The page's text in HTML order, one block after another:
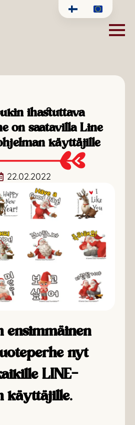
ihastuttava
on saatavilla Line
käyttäjille
22.02.2022
nyt
LINE-
käyttäjille.